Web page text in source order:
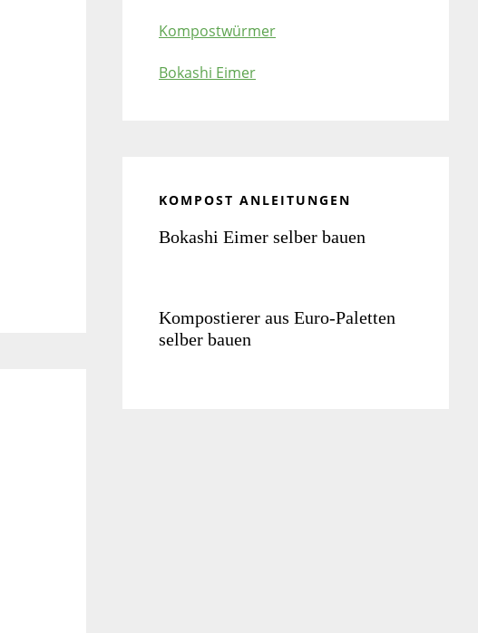
Kompostwürmer
Bokashi Eimer
KOMPOST ANLEITUNGEN
Bokashi Eimer selber bauen
Kompostierer aus Euro-Paletten
selber bauen